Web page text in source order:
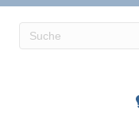
Wenn die